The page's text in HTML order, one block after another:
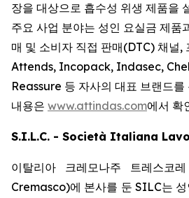
장을 대상으로 흡수성 위생 제품을
주요 사업 분야는 성인 요실금 제품
매 및 소비자 직접 판매(DTC) 채널,
Attends, Incopack, Indasec,
Reassure 등 자사의 대표 브랜드
내용은 www.attindas.com에서 확
S.I.L.C. - Società Italiana
이탈리아 크레모나주 트레스코
Cremasco)에 본사를 둔 SILC는 성